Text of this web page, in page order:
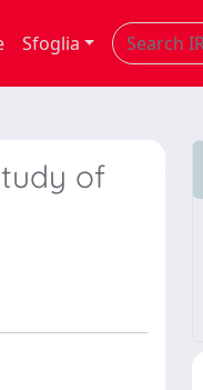
Sfoglia
of